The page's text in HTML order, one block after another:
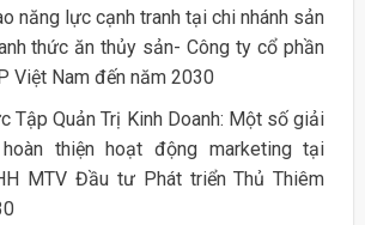
năng lực cạnh tranh tại chi nhánh sản
thức ăn thủy sản- Công ty cổ phần
Việt Nam đến năm 2030
Tập Quản Trị Kinh Doanh: Một số giải
thiện hoạt động marketing tại
MTV Đầu tư Phát triển Thủ Thiêm